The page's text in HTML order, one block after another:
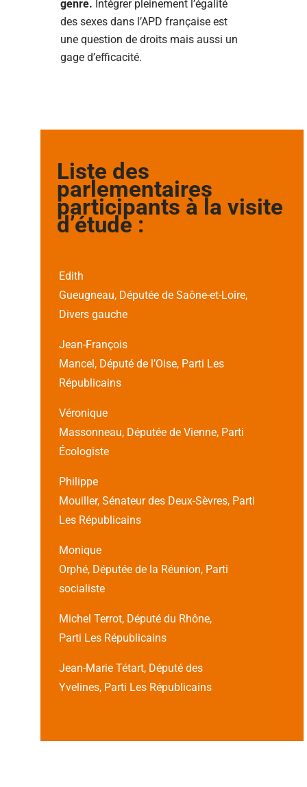
genre. Intégrer pleinement l’égalité
des sexes dans l’APD française est
une question de droits mais aussi un
gage d’efficacité.
Liste des
parlementaires
participants à la visite
d’étude :
Edith
Gueugneau, Députée de Saône-et-Loire,
Divers gauche
Jean-François
Mancel, Député de l’Oise, Parti Les
Républicains
Véronique
Massonneau, Députée de Vienne, Parti
Écologiste
Philippe
Mouiller, Sénateur des Deux-Sèvres, Parti
Les Républicains
Monique
Orphé, Députée de la Réunion, Parti
socialiste
Michel Terrot, Député du Rhône,
Parti Les Républicains
Jean-Marie Tétart, Député des
Yvelines, Parti Les Républicains